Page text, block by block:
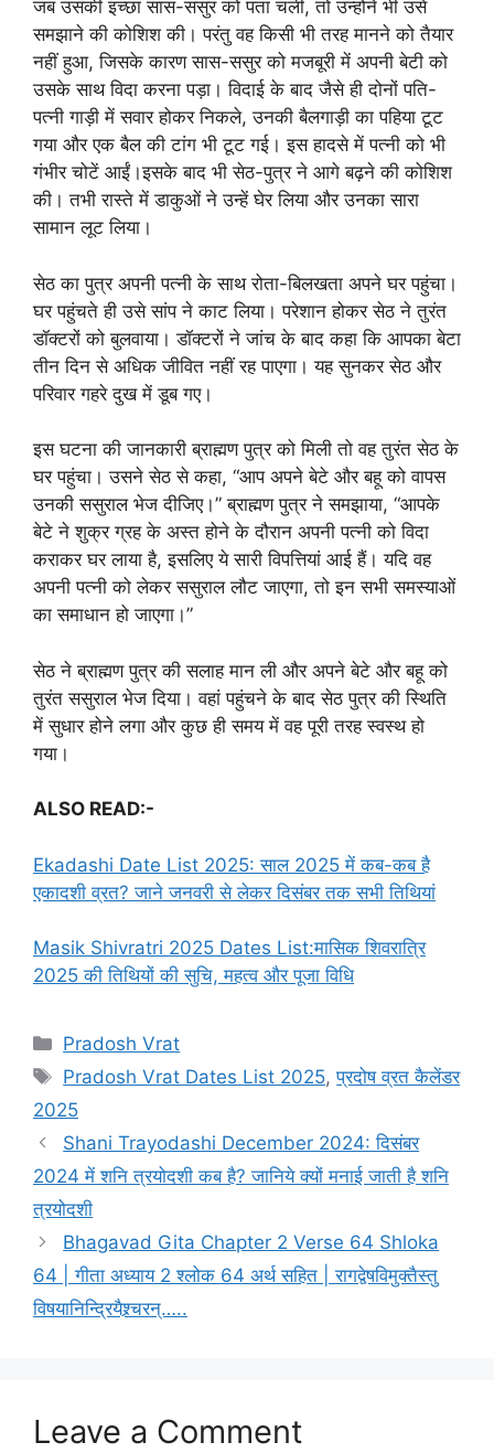
जब उसकी इच्छा सास-ससुर को पता चली, तो उन्होंने भी उसे
समझाने की कोशिश की। परंतु वह किसी भी तरह मानने को तैयार
नहीं हुआ, जिसके कारण सास-ससुर को मजबूरी में अपनी बेटी को
उसके साथ विदा करना पड़ा। विदाई के बाद जैसे ही दोनों पति-
पत्नी गाड़ी में सवार होकर निकले, उनकी बैलगाड़ी का पहिया टूट
गया और एक बैल की टांग भी टूट गई। इस हादसे में पत्नी को भी
गंभीर चोटें आईं।इसके बाद भी सेठ-पुत्र ने आगे बढ़ने की कोशिश
की। तभी रास्ते में डाकुओं ने उन्हें घेर लिया और उनका सारा
सामान लूट लिया।
सेठ का पुत्र अपनी पत्नी के साथ रोता-बिलखता अपने घर पहुंचा।
घर पहुंचते ही उसे सांप ने काट लिया। परेशान होकर सेठ ने तुरंत
डॉक्टरों को बुलवाया। डॉक्टरों ने जांच के बाद कहा कि आपका बेटा
तीन दिन से अधिक जीवित नहीं रह पाएगा। यह सुनकर सेठ और
परिवार गहरे दुख में डूब गए।
इस घटना की जानकारी ब्राह्मण पुत्र को मिली तो वह तुरंत सेठ के
घर पहुंचा। उसने सेठ से कहा, “आप अपने बेटे और बहू को वापस
उनकी ससुराल भेज दीजिए।” ब्राह्मण पुत्र ने समझाया, “आपके
बेटे ने शुक्र ग्रह के अस्त होने के दौरान अपनी पत्नी को विदा
कराकर घर लाया है, इसलिए ये सारी विपत्तियां आई हैं। यदि वह
अपनी पत्नी को लेकर ससुराल लौट जाएगा, तो इन सभी समस्याओं
का समाधान हो जाएगा।”
सेठ ने ब्राह्मण पुत्र की सलाह मान ली और अपने बेटे और बहू को
तुरंत ससुराल भेज दिया। वहां पहुंचने के बाद सेठ पुत्र की स्थिति
में सुधार होने लगा और कुछ ही समय में वह पूरी तरह स्वस्थ हो
गया।
ALSO READ:-
Ekadashi Date List 2025: साल 2025 में कब-कब है
एकादशी व्रत? जाने जनवरी से लेकर दिसंबर तक सभी तिथियां
Masik Shivratri 2025 Dates List:मासिक शिवरात्रि
2025 की तिथियों की सुचि, महत्व और पूजा विधि
C
a
e
g
o
r
i
e
s
Pradosh Vrat
T
a
s
Pradosh Vrat Dates List 2025,प्रदोष व्रत कैलेंडर
2025
Shani Trayodashi December 2024: दिसंबर
2024 में शनि त्रयोदशी कब है? जानिये क्यों मनाई जाती है शनि
त्रयोदशी
Bhagavad Gita Chapter 2 Verse 64 Shloka
64 | गीता अध्याय 2 श्लोक 64 अर्थ सहित | रागद्वेषविमुक्तैस्तु
विषयानिन्द्रियैश्र्चरन्…..
Leave a Comment